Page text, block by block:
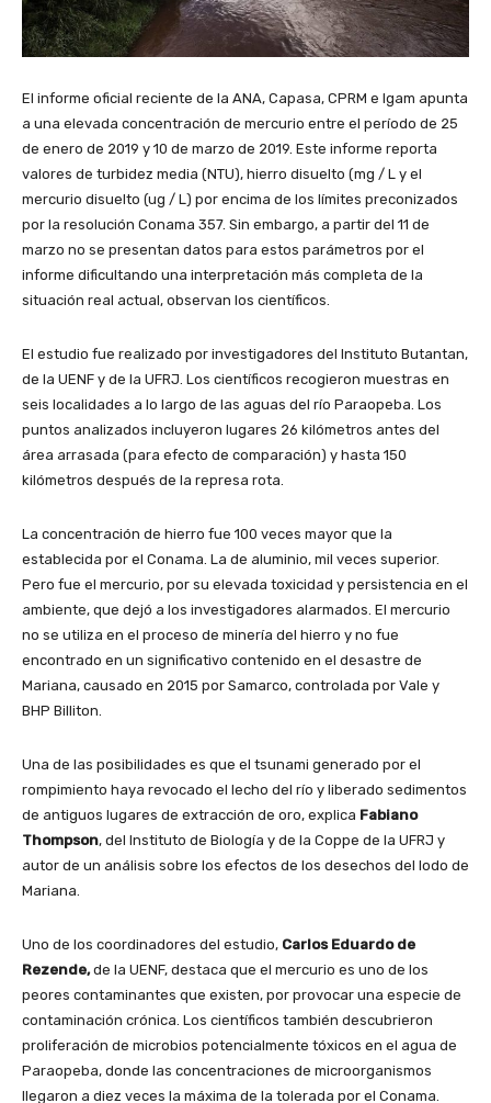
El informe oficial reciente de la ANA, Capasa, CPRM e Igam apunta
a una elevada concentración de mercurio entre el período de 25
de enero de 2019 y 10 de marzo de 2019. Este informe reporta
valores de turbidez media (NTU), hierro disuelto (mg / L y el
mercurio disuelto (ug / L) por encima de los límites preconizados
por la resolución Conama 357. Sin embargo, a partir del 11 de
marzo no se presentan datos para estos parámetros por el
informe dificultando una interpretación más completa de la
situación real actual, observan los científicos.
El estudio fue realizado por investigadores del Instituto Butantan,
de la UENF y de la UFRJ. Los científicos recogieron muestras en
seis localidades a lo largo de las aguas del río Paraopeba. Los
puntos analizados incluyeron lugares 26 kilómetros antes del
área arrasada (para efecto de comparación) y hasta 150
kilómetros después de la represa rota.
La concentración de hierro fue 100 veces mayor que la
establecida por el Conama. La de aluminio, mil veces superior.
Pero fue el mercurio, por su elevada toxicidad y persistencia en el
ambiente, que dejó a los investigadores alarmados. El mercurio
no se utiliza en el proceso de minería del hierro y no fue
encontrado en un significativo contenido en el desastre de
Mariana, causado en 2015 por Samarco, controlada por Vale y
BHP Billiton.
Una de las posibilidades es que el tsunami generado por el
rompimiento haya revocado el lecho del río y liberado sedimentos
de antiguos lugares de extracción de oro, explica Fabiano
Thompson, del Instituto de Biología y de la Coppe de la UFRJ y
autor de un análisis sobre los efectos de los desechos del lodo de
Mariana.
Uno de los coordinadores del estudio, Carlos Eduardo de
Rezende,de la UENF, destaca que el mercurio es uno de los
peores contaminantes que existen, por provocar una especie de
contaminación crónica. Los científicos también descubrieron
proliferación de microbios potencialmente tóxicos en el agua de
Paraopeba, donde las concentraciones de microorganismos
llegaron a diez veces la máxima de la tolerada por el Conama.